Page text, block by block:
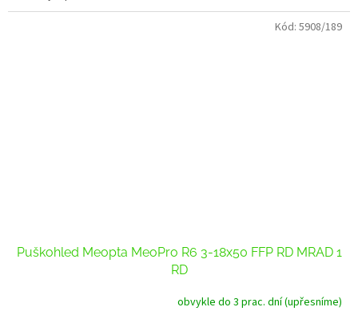
Puškohled Meopta MeoPro R6 3-18x50 FFP RD MRAD 1
RD
obvykle do 3 prac. dní (upřesníme)
Kód: 5908/189